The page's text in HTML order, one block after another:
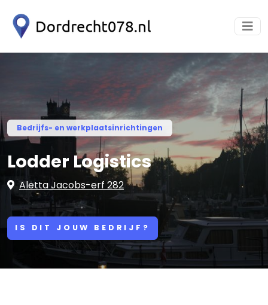
Bedrijfs- en werkplaatsinrichtingen
Lodder Logistics
Aletta Jacobs-erf 282
IS DIT JOUW BEDRIJF?